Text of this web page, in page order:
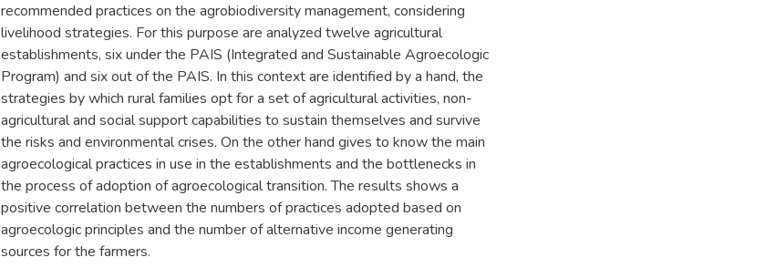
recommended practices on the agrobiodiversity management, considering
livelihood strategies. For this purpose are analyzed twelve agricultural
establishments, six under the PAIS (Integrated and Sustainable Agroecologic
Program) and six out of the PAIS. In this context are identified by a hand, the
strategies by which rural families opt for a set of agricultural activities, non-
agricultural and social support capabilities to sustain themselves and survive
the risks and environmental crises. On the other hand gives to know the main
agroecological practices in use in the establishments and the bottlenecks in
the process of adoption of agroecological transition. The results shows a
positive correlation between the numbers of practices adopted based on
agroecologic principles and the number of alternative income generating
sources for the farmers.